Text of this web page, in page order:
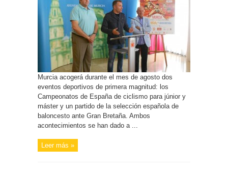
Murcia acogerá durante el mes de agosto dos
eventos deportivos de primera magnitud: los
Campeonatos de España de ciclismo para júnior y
máster y un partido de la selección española de
baloncesto ante Gran Bretaña. Ambos
acontecimientos se han dado a ...
Leer más »